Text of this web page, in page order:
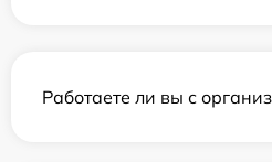
Работаете ли вы с